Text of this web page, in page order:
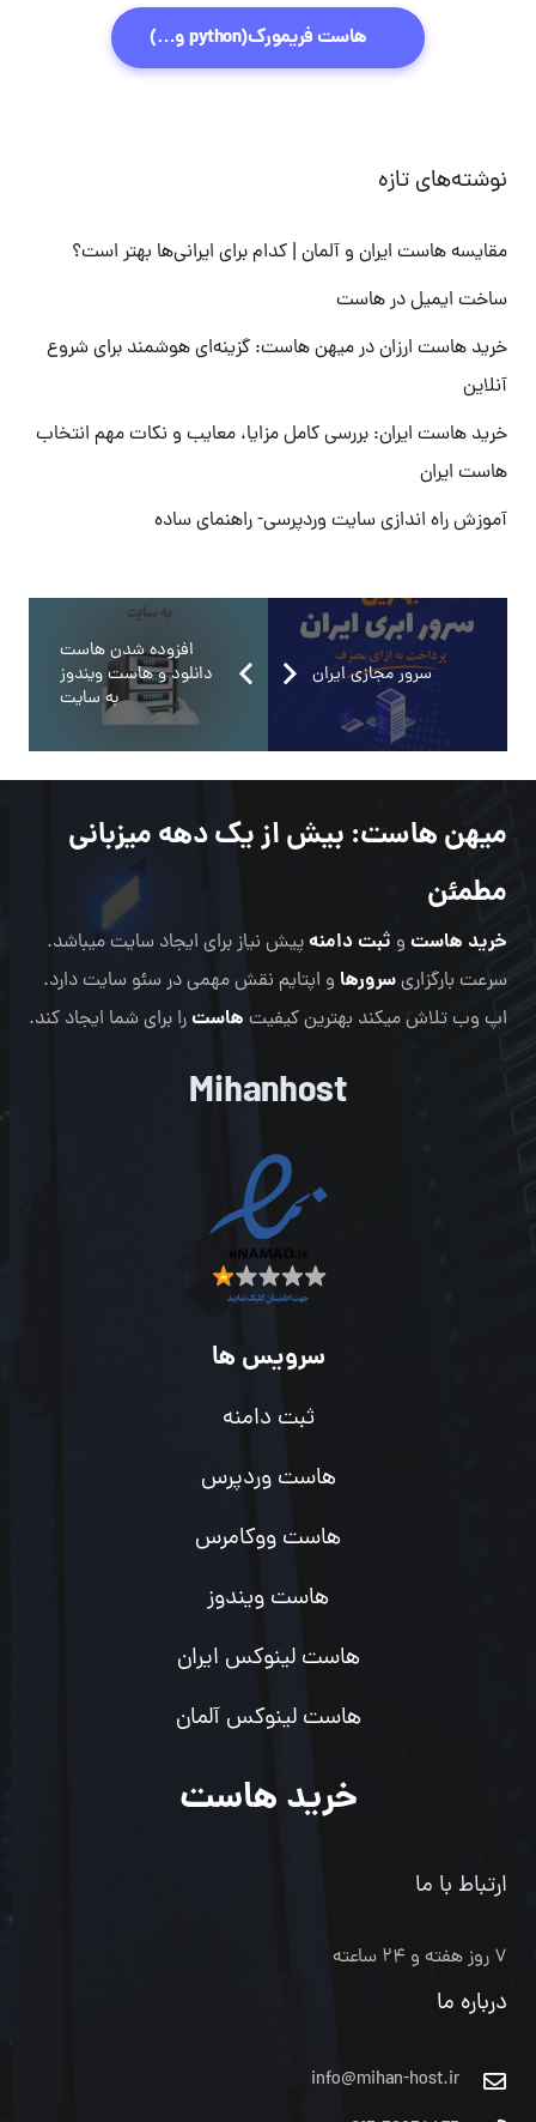
هاست فریمورک(python و…)
نوشته‌های تازه
مقایسه هاست ایران و آلمان | کدام برای ایرانی‌ها بهتر است؟
ساخت ایمیل در هاست
خرید هاست ارزان در میهن هاست: گزینه‌ای هوشمند برای شروع
آنلاین
خرید هاست ایران: بررسی کامل مزایا، معایب و نکات مهم انتخاب
هاست ایران
آموزش راه اندازی سایت وردپرسی- راهنمای ساده
افزوده شدن هاست
دانلود و هاست ویندوز
به سایت
سرور مجازی ایران
میهن هاست: بیش از یک دهه میزبانی
مطمئن
خرید هاست و ثبت دامنهپیش نیاز برای ایجاد سایت میباشد.
سرعت بارگزاریسرورها و اپتایم نقش مهمی در سئو سایت دارد.
اپ وب تلاش میکند بهترین کیفیت هاسترا برای شما ایجاد کند.
Mihanhost
سرویس ها
ثبت دامنه
هاست وردپرس
هاست ووکامرس
هاست ویندوز
هاست لینوکس ایران
هاست لینوکس آلمان
خرید هاست
ارتباط با ما
۷ روز هفته و ۲۴ ساعته
درباره ما
info@mihan-host.ir